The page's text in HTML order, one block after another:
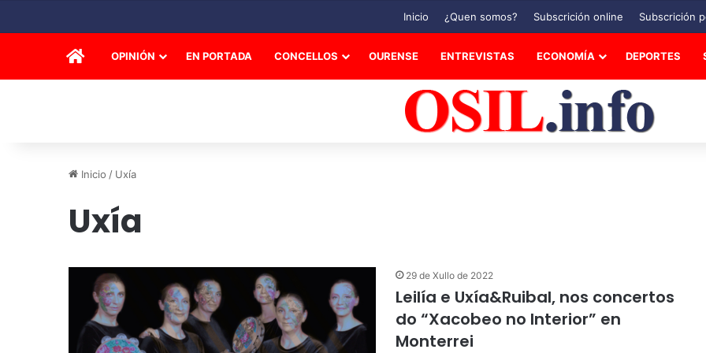
Inicio ¿Quen somos? Subscrición online Subscrición
INICIOOPINIÓN EN PORTADA CONCELLOS OURENSE ENTREVISTAS ECONOMÍA DEPORTES
Inicio / Uxía
Uxía
29 de Xullo de 2022
Leilía e Uxía&Ruibal, nos concertos
do “Xacobeo no Interior” en
Monterrei